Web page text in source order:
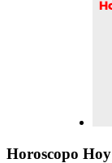
Horoscopo Hoy